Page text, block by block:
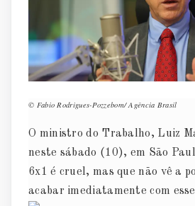
© Fabio Rodrigues-Pozzebom/ Agência Brasil
O ministro do Trabalho, Luiz
neste sábado (10), em São
6x1 é cruel, mas que não vê a
acabar imediatamente com